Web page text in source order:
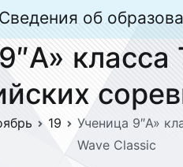
Сведения об
класса
19
Ученица 9″А»
Wave Classic